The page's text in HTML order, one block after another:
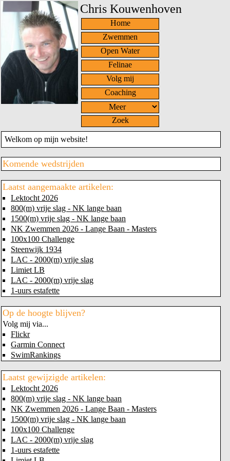
Chris Kouwenhoven
Home
Zwemmen
Open Water
Felinae
Volg mij
Coaching
Zoek
Welkom op mijn website!
Komende wedstrijden
Laatst aangemaakte artikelen:
Lektocht 2026
800(m) vrije slag - NK lange baan
1500(m) vrije slag - NK lange baan
NK Zwemmen 2026 - Lange Baan - Masters
100x100 Challenge
Steenwijk 1934
LAC - 2000(m) vrije slag
Limiet LB
LAC - 2000(m) vrije slag
1-uurs estafette
Op de hoogte blijven?
Volg mij via...
Flickr
Garmin Connect
SwimRankings
Laatst gewijzigde artikelen:
Lektocht 2026
800(m) vrije slag - NK lange baan
NK Zwemmen 2026 - Lange Baan - Masters
1500(m) vrije slag - NK lange baan
100x100 Challenge
LAC - 2000(m) vrije slag
1-uurs estafette